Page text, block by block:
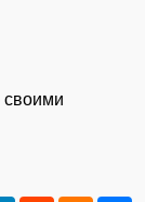
своими